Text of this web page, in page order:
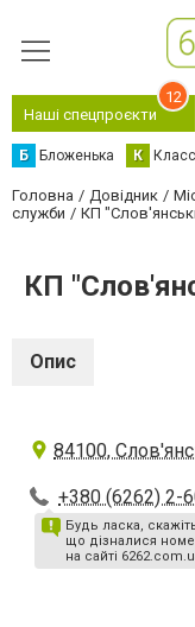
Наші спецпроєкти
12
Б Бложенька К
Головна Довідник
служби
КП
КП
Опис
84100,
+380 (6262) 2-
Будь ласка,
що дізналися
на сайті